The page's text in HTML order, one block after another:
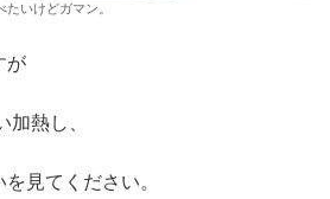
いけどガマン。
が
熱し、
見てください。